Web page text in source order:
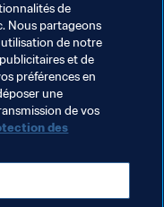
du moment.
pense que l'équipe
aura su s'appuyer
preuves dans de
de jeunes.
de
Nous partageons
de notre
et de
préférences en
une
de vos
des